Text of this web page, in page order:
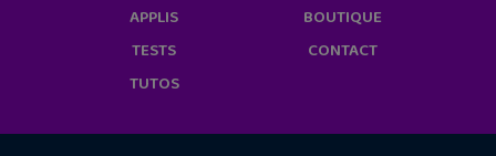
APPLIS
TESTS
TUTOS
BOUTIQUE
CONTACT